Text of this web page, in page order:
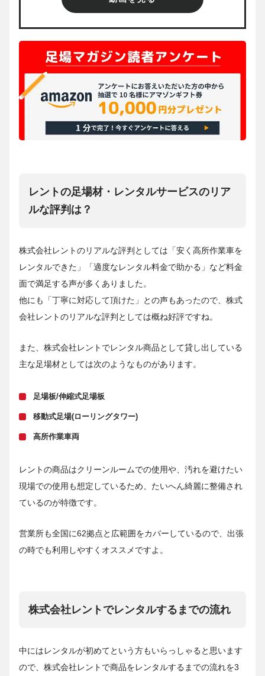
レントの足場材・レンタルサービスのリア
ルな評判は？
株式会社レントのリアルな評判としては「安く高所作業車を
レンタルできた」「適度なレンタル料金で助かる」など料金
面で満足する声が多くありました。
他にも「丁寧に対応して頂けた」との声もあったので、株式
会社レントのリアルな評判としては概ね好評ですね。
また、株式会社レントでレンタル商品として貸し出している
主な足場材としては次のようなものがあります。
足場板/伸縮式足場板
移動式足場(ローリングタワー)
高所作業車両
レントの商品はクリーンルームでの使用や、汚れを避けたい
現場での使用も想定しているため、たいへん綺麗に整備され
ているのが特徴です。
営業所も全国に62拠点と広範囲をカバーしているので、出張
の時でも利用しやすくオススメですよ。
株式会社レントでレンタルするまでの流れ
中にはレンタルが初めてという方もいらっしゃると思います
ので、株式会社レントで商品をレンタルするまでの流れを3